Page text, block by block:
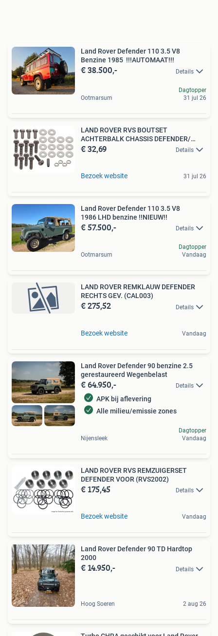
Land Rover Defender 110 3.5 V8
Benzine 1985 !!!AUTOMAAT!!!
€ 38.500,- Details
Ootmarsum
Dagtopper
31 jul 26
LAND ROVER RVS BOUTSET
ACHTERBALK CHASSIS DEFENDER/
SERIES
€ 32,69 Details
Bezoek website 31 jul 26
Land Rover Defender 110 3.5 V8
1986 LHD benzine !!NIEUW!!
€ 57.500,- Details
Ootmarsum
Dagtopper
Vandaag
LAND ROVER REMKLAUW DEFENDER
RECHTS GEV. (CAL003)
€ 275,52 Details
Bezoek website Vandaag
Land Rover Defender 90 benzine 2.5
gerestaureerd Wegenbelast
€ 64.950,- Details
APK bij aflevering
Alle milieu/emissie zones
Nijensleek
Dagtopper
Vandaag
LAND ROVER RVS REMZUIGERSET
DEFENDER VOOR (RVS2002)
€ 175,45 Details
Bezoek website Vandaag
Land Rover Defender 90 TD Hardtop
2000
€ 14.950,- Details
Hoog Soeren 2 aug 26